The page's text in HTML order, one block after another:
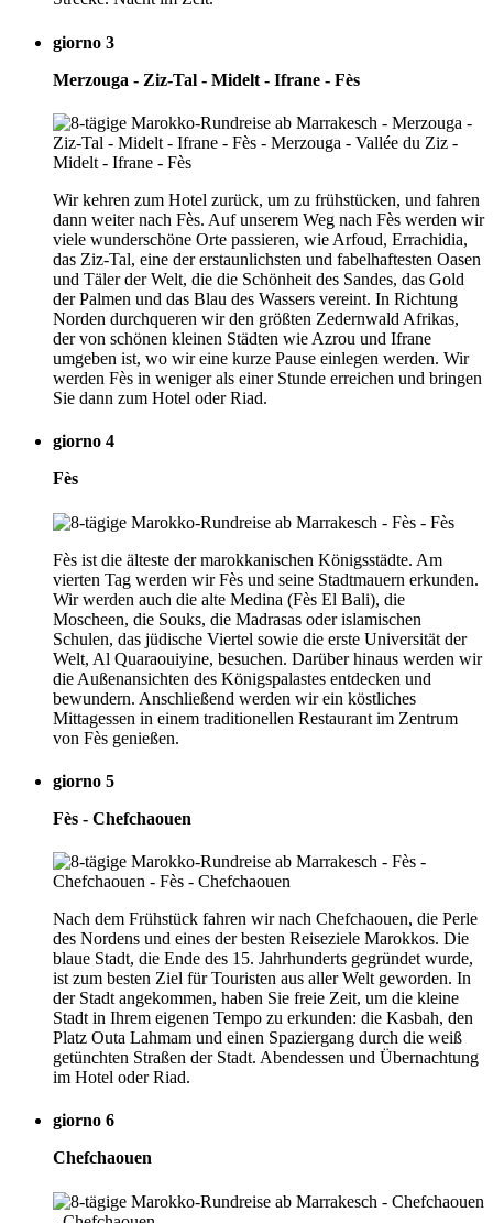
giorno 3
Merzouga - Ziz-Tal - Midelt - Ifrane - Fès
Wir kehren zum Hotel zurück, um zu frühstücken, und fahren
dann weiter nach Fès. Auf unserem Weg nach Fès werden wir
viele wunderschöne Orte passieren, wie Arfoud, Errachidia,
das Ziz-Tal, eine der erstaunlichsten und fabelhaftesten Oasen
und Täler der Welt, die die Schönheit des Sandes, das Gold
der Palmen und das Blau des Wassers vereint. In Richtung
Norden durchqueren wir den größten Zedernwald Afrikas,
der von schönen kleinen Städten wie Azrou und Ifrane
umgeben ist, wo wir eine kurze Pause einlegen werden. Wir
werden Fès in weniger als einer Stunde erreichen und bringen
Sie dann zum Hotel oder Riad.
giorno 4
Fès
Fès ist die älteste der marokkanischen Königsstädte. Am
vierten Tag werden wir Fès und seine Stadtmauern erkunden.
Wir werden auch die alte Medina (Fès El Bali), die
Moscheen, die Souks, die Madrasas oder islamischen
Schulen, das jüdische Viertel sowie die erste Universität der
Welt, Al Quaraouiyine, besuchen. Darüber hinaus werden wir
die Außenansichten des Königspalastes entdecken und
bewundern. Anschließend werden wir ein köstliches
Mittagessen in einem traditionellen Restaurant im Zentrum
von Fès genießen.
giorno 5
Fès - Chefchaouen
Nach dem Frühstück fahren wir nach Chefchaouen, die Perle
des Nordens und eines der besten Reiseziele Marokkos. Die
blaue Stadt, die Ende des 15. Jahrhunderts gegründet wurde,
ist zum besten Ziel für Touristen aus aller Welt geworden. In
der Stadt angekommen, haben Sie freie Zeit, um die kleine
Stadt in Ihrem eigenen Tempo zu erkunden: die Kasbah, den
Platz Outa Lahmam und einen Spaziergang durch die weiß
getünchten Straßen der Stadt. Abendessen und Übernachtung
im Hotel oder Riad.
giorno 6
Chefchaouen